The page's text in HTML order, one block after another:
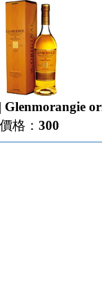
Glenmorangie
價格：300